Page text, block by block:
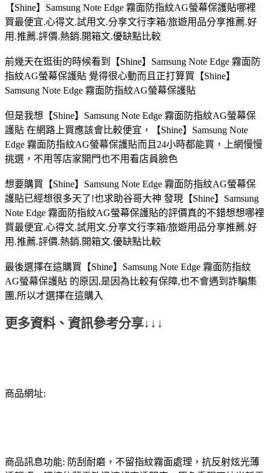
【Shine】Samsung Note Edge 霧面防指紋AG螢幕保護貼哪裡
買最便宜.心得文.試用文.分享文行李箱/旅遊用品分享推薦.好
用.推薦.評價.熱銷.開箱文.優缺點比較
前幾天在逛街的時候看到【Shine】Samsung Note Edge 霧面防
指紋AG螢幕保護貼 覺得很心動而且正打算買【Shine】
Samsung Note Edge 霧面防指紋AG螢幕保護貼
但是我想【Shine】Samsung Note Edge 霧面防指紋AG螢幕保
護貼 在網路上買應該會比較便宜，【Shine】Samsung Note
Edge 霧面防指紋AG螢幕保護貼而且24小時都能買，上網慢慢
挑選，不用等店家開門也不用看店員臉色
想要購買【Shine】Samsung Note Edge 霧面防指紋AG螢幕保
護貼已經想很多天了!也求助谷哥大神 發現【Shine】Samsung
Note Edge 霧面防指紋AG螢幕保護貼的評價真的不錯想想哪裡
買最便宜.心得文.試用文.分享文行李箱/旅遊用品分享推薦.好
用.推薦.評價.熱銷.開箱文.優缺點比較
最後選擇在這購買【Shine】Samsung Note Edge 霧面防指紋
AG螢幕保護貼 的原因,是因為比較有保障,也不會遇到詐騙集
團,所以才選擇在這購入
更多資料、資訊參考分享↓↓↓
商品網址:
商品訊息功能: 防刮耐磨，不留指紋霧面處理，抗反射炫光薄